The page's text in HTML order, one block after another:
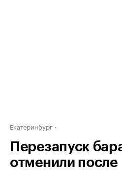
Екатеринбург
Перезапуск
отменили после